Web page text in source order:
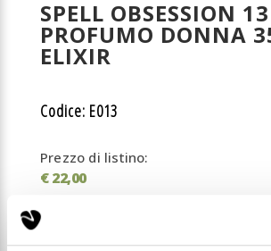
SPELL OBSESSION
PROFUMO DONNA
ELIXIR
Codice: E013
Prezzo di listino:
€ 22,00
Condividi questo articolo sui